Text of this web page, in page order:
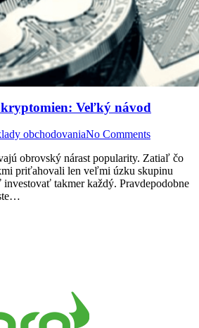
Veľký návod
obchodovaniaNo Comments
obrovský nárast popularity. Zatiaľ čo
priťahovali len veľmi úzku skupinu
takmer každý. Pravdepodobne